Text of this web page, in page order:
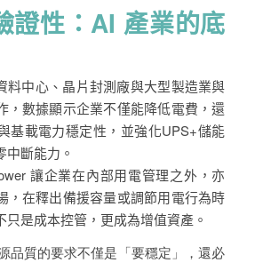
證性：AI 產業的底
料中心、晶片封測廠與大型製造業與
，數據顯示企業不僅能降低電費，還
基載電力穩定性，並強化UPS+儲能
斷能力。
讓企業在內部用電管理之外，亦
，在釋出備援容量或調節用電行為時
是成本控管，更成為增值資產。
品質的要求不僅是「要穩定」，還必